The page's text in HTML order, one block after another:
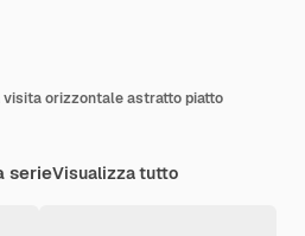
visita orizzontale astratto piatto
serieVisualizza tutto